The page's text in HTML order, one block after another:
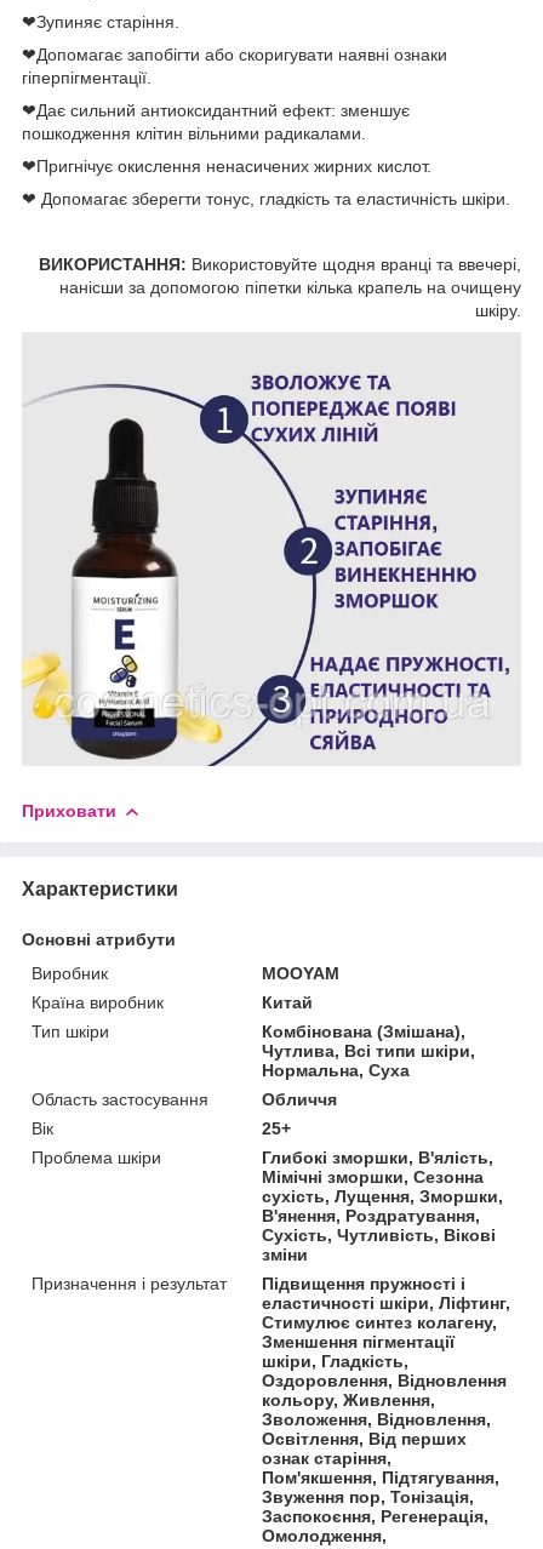
❤Зупиняє старіння.
❤Допомагає запобігти або скоригувати наявні ознаки
гіперпігментації.
❤Дає сильний антиоксидантний ефект: зменшує
пошкодження клітин вільними радикалами.
❤Пригнічує окислення ненасичених жирних кислот.
❤ Допомагає зберегти тонус, гладкість та еластичність шкіри.
ВИКОРИСТАННЯ: Використовуйте щодня вранці та ввечері,
нанісши за допомогою піпетки кілька крапель на очищену
шкіру.
Приховати
Характеристики
Основні атрибути
Виробник
MOOYAM
Країна виробник
Китай
Тип шкіри
Комбінована (Змішана),
Чутлива, Всі типи шкіри,
Нормальна, Суха
Область застосування
Обличчя
Вік
25+
Проблема шкіри
Глибокі зморшки, В'ялість,
Мімічні зморшки, Сезонна
сухість, Лущення, Зморшки,
В'янення, Роздратування,
Сухість, Чутливість, Вікові
зміни
Призначення і результат
Підвищення пружності і
еластичності шкіри, Ліфтинг,
Стимулює синтез колагену,
Зменшення пігментації
шкіри, Гладкість,
Оздоровлення, Відновлення
кольору, Живлення,
Зволоження, Відновлення,
Освітлення, Від перших
ознак старіння,
Пом'якшення, Підтягування,
Звуження пор, Тонізація,
Заспокоєння, Регенерація,
Омолодження,